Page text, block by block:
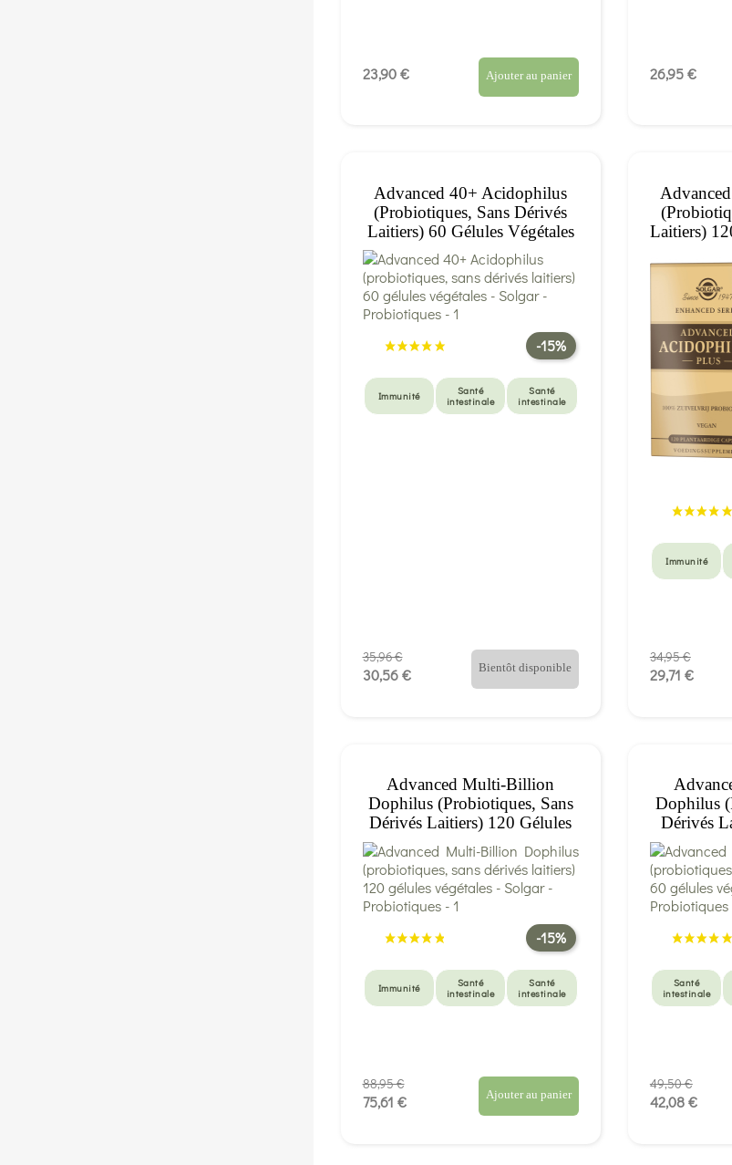
23,90 € Ajouter au panier 26,95 €
Advanced 40+ Acidophilus
(probiotiques, Sans Dérivés
Laitiers) 60 Gélules Végétales
- Solgar
-15%
Immunité
Santé
intestinale
Santé
intestinale
35,96 €
30,56 € Bientôt disponible
Laitiers)
Immunité
34,95 €
29,71 €
Advanced Multi-Billion
Dophilus (probiotiques, Sans
Dérivés Laitiers) 120 Gélules
Végétales - Solgar
-15%
Immunité
Santé
intestinale
Santé
intestinale
88,95 €
75,61 € Ajouter au panier
Dophilus
Dérivés
Santé
intestinale
49,50 €
42,08 €